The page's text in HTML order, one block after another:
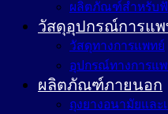
ผลิตภัณฑ์สำหรับ
วัสดุอุปกรณ์การแพ
วัสดุทางการแพทย์
อุปกรณ์ทางการแ
ผลิตภัณฑ์ภายนอก
ถุงยางอนามัยและ